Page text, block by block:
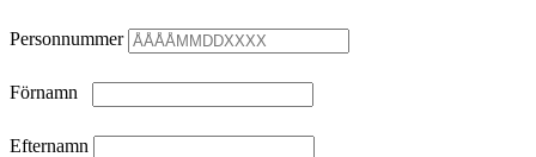
Personnummer
Förnamn
Efternamn